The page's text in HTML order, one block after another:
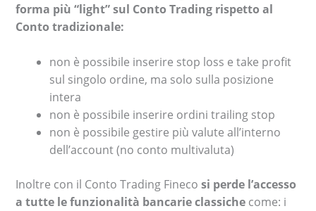
forma più “light” sul Conto Trading rispetto al
Conto tradizionale:
non è possibile inserire stop loss e take profit
sul singolo ordine, ma solo sulla posizione
intera
non è possibile inserire ordini trailing stop
non è possibile gestire più valute all’interno
dell’account (no conto multivaluta)
Inoltre con il Conto Trading Finecosi perde l’accesso
a tutte le funzionalità bancarie classiche come: i